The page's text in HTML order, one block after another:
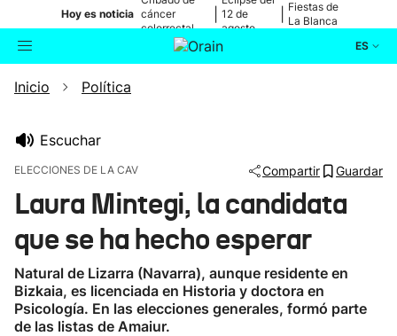
Hoy es noticia cáncer
colorrectal
12 de
agosto
Fiestas de
La Blanca
ES
Buscador
Ikusmiran
Eguraldia
Inicio Política
Escuchar
ELECCIONES DE LA CAV Compartir Guardar
Laura Mintegi, la candidata
que se ha hecho esperar
Natural de Lizarra (Navarra), aunque residente en
Bizkaia, es licenciada en Historia y doctora en
Psicología. En las elecciones generales, formó parte
de las listas de Amaiur.